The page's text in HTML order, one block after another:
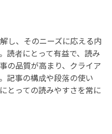
し、そのニーズに応える内
読者にとって有益で、読み
の品質が高まり、クライア
記事の構成や段落の使い
とっての読みやすさを常に